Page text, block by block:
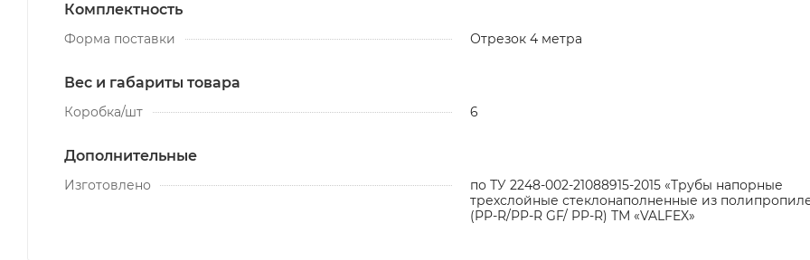
Комплектность
Форма поставки Отрезок 4 метра
Вес и габариты товара
Коробка/шт 6
Дополнительные
Изготовлено
по ТУ 2248-002-21088915-2015 «Трубы напорные
трехслойные стеклонаполненные из
(PP-R/PP-R GF/ PP-R) ТМ «VALFEX»